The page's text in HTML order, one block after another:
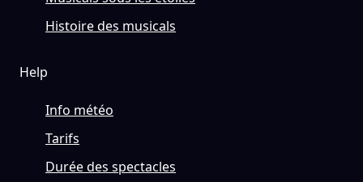
Histoire des musicals
Help
Info météo
Tarifs
Durée des spectacles